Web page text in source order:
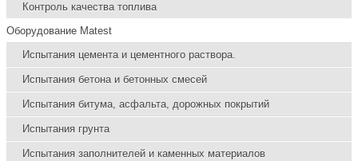
Контроль качества топлива
Оборудование Matest
Испытания цемента и цементного раствора.
Испытания бетона и бетонных смесей
Испытания битума, асфальта, дорожных покрытий
Испытания грунта
Испытания заполнителей и каменных материалов